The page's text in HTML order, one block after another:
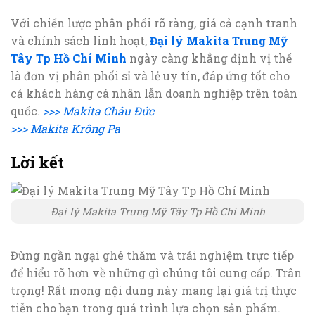
Với chiến lược phân phối rõ ràng, giá cả cạnh tranh
và chính sách linh hoạt,Đại lý Makita Trung Mỹ
Tây Tp Hồ Chí Minh ngày càng khẳng định vị thế
là đơn vị phân phối sỉ và lẻ uy tín, đáp ứng tốt cho
cả khách hàng cá nhân lẫn doanh nghiệp trên toàn
quốc. >>> Makita Châu Đức
>>> Makita Krông Pa
Lời kết
Đại lý Makita Trung Mỹ Tây Tp Hồ Chí Minh
Đừng ngần ngại ghé thăm và trải nghiệm trực tiếp
để hiểu rõ hơn về những gì chúng tôi cung cấp. Trân
trọng! Rất mong nội dung này mang lại giá trị thực
tiễn cho bạn trong quá trình lựa chọn sản phẩm.